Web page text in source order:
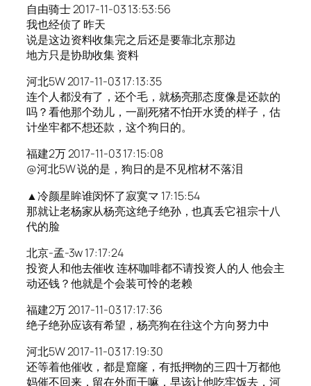
自由骑士 2017-11-03 13:53:56
我也经侦了 昨天
说是这边资料收集完之后还是要靠北京那边
地方只是协助收集 资料
河北5W 2017-11-03 17:13:35
连个人都没有了，还个毛，就杨亮那态度像是还款的
吗？看他那个劲儿，一副死猪不怕开水烫的样子，估
计坐牢都不想还款，这个狗日的。
福建2万 2017-11-03 17:15:08
@河北5W 说的是，狗日的是不见棺材不落泪
▲冷颜星眸谁闵怀了寂寞マ 17:15:54
那就让老杨家从杨亮这绝子绝孙，也真丢它祖宗十八
代的脸
北京-孟-3w 17:17:24
投资人和他去催收 连杯咖啡都不请投资人的人 他会主
动还钱？他就是个会装可怜的老赖
福建2万 2017-11-03 17:17:36
绝子绝孙应该有希望，杨亮狗在往这个方向努力中
河北5W 2017-11-03 17:19:30
还等着他催收，都是窟窿，有抵押物的三四十万都他
妈催不回来，留在外面干嘛，早该让他吃牢饭去，河